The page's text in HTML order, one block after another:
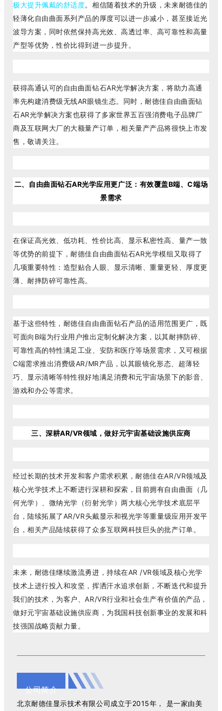
极大提升佩戴的舒适度。相信随着技术的升级，未来耐德佳的
轻薄化自由曲面系列产品的厚度可以进一步减小，甚至接近光
波导方案，同时依然保持高光效、高透过率、高可靠性和高量
产型等优势，性价比得到进一步提升。
获得高通认可的自由曲面钻石AR光学解决方案，将助力高通
率先构建消费级无线AR眼镜生态。 同时，耐德佳自由曲面钻
石AR光学解决方案也获得了多家世界五百强消费电子品牌厂
商及互联网大厂的大额量产订单，相关量产产品将很快上市发
售，敬请关注。
二、自由曲面钻石AR光学应用更广泛：有效覆盖B端、C端场
景需求
在保证高光效、低功耗、性价比高、显示私密性高、量产一致
等优势的前提下，耐德佳自由曲面钻石AR光学模组又取得了
几项重要特性：造型贴合人眼、显示清晰、重量更轻、厚度更
薄、耐摔防碎可靠性高。
基于这些特性，耐德佳自由曲面钻石产品的适用范围更广，既
可面向B端为行业用户推出定制化解决方案，以其耐摔防碎、
可靠性高的特性满足工业、安防和医疗等场景需求，又可根据
C端需求推出消费级AR/MR产品，以其眼镜化形态、超薄轻
巧、显示清晰等特性很好地满足消费和元宇宙场景下的影音、
游戏和办公等需求。
三、深耕AR/VR领域，做好元宇宙基础设施供应商
经过长期的技术开发和客户需求积累，耐德佳在AR/VR领域及
核心光学技术上不断进行深耕和探索，目前拥有自由曲面（几
何光学）、微纳光学（衍射光学）两大核心光学技术底层平
台，陆续拓展了AR/VR头戴显示和视光学等重量级应用开发平
台，相关产品陆续获得了众多互联网科技巨头的批产订单。
未来，耐德佳继续激流勇进，持续在AR /VR领域及核心光学
技术上进行投入和攻坚，挥洒汗水追求创新，不断迭代和提升
我们的技术，为客户、AR/VR行业和社会生产有价值的产品，
做好元宇宙基础设施供应商，为我国科技创新事业的发展和科
技强国战略贡献力量。
公司简介
北京耐德佳显示技术有限公司成立于2015年， 是一家由美